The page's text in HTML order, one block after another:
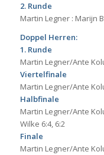
2. Runde
Martin Legner : Marijn
Doppel Herren:
1. Runde
Martin Legner/Ante
Viertelfinale
Martin Legner/Ante
Halbfinale
Martin Legner/Ante
Wilke 6:4, 6:2
Finale
Martin Legner/Ante